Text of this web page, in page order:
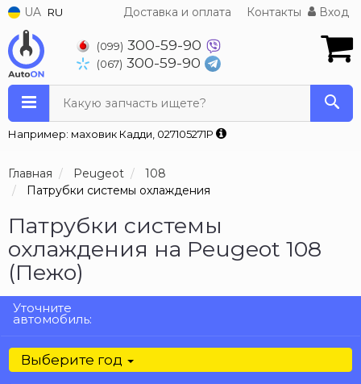
UA RU Доставка и оплата Контакты Вход
(099) 300-59-90
(067) 300-59-90
Какую запчасть ищете?
Например: маховик Кадди, 027105271P
Главная Peugeot
108
Патрубки системы охлаждения
Патрубки системы
охлаждения на Peugeot 108
(Пежо)
Уточните
автомобиль:
Выберите год